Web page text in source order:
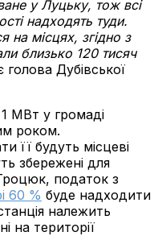
у Луцьку, тож всі
надходять туди.
на місцях, згідно з
близько 120 тисяч
Дубівської
МВт у громаді
роком.
її будуть місцеві
збережені для
податок з
60 % буде надходити
належить
на території